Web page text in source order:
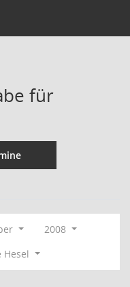
für
2008
Hesel